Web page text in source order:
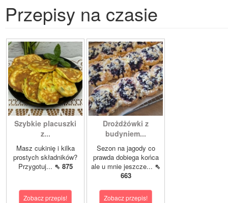
Przepisy na czasie
Szybkie placuszki
z...
Masz cukinię i kilka
prostych składników?
Przygotuj... ⇖ 875
Zobacz przepis!
Drożdżówki z
budyniem...
Sezon na jagody co
prawda dobiega końca
ale u mnie jeszcze... ⇖
663
Zobacz przepis!